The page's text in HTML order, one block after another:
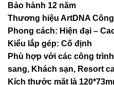
Bảo hành 12 năm
Thương hiệu ArtDNA
Phong cách: Hiện đại –
Kiểu lắp gép: Cố định
Phù hợp với các công
sang, Khách sạn, Resort
Kích thước mặt là